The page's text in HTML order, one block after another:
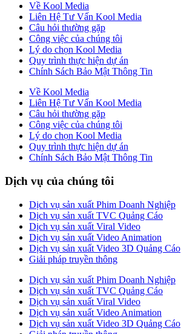
Về Kool Media
Liên Hệ Tư Vấn Kool Media
Câu hỏi thường gặp
Công việc của chúng tôi
Lý do chọn Kool Media
Quy trình thực hiện dự án
Chính Sách Bảo Mật Thông Tin
Về Kool Media
Liên Hệ Tư Vấn Kool Media
Câu hỏi thường gặp
Công việc của chúng tôi
Lý do chọn Kool Media
Quy trình thực hiện dự án
Chính Sách Bảo Mật Thông Tin
Dịch vụ của chúng tôi
Dịch vụ sản xuất Phim Doanh Nghiệp
Dịch vụ sản xuất TVC Quảng Cáo
Dịch vụ sản xuất Viral Video
Dịch vụ sản xuất Video Animation
Dịch vụ sản xuất Video 3D Quảng Cáo
Giải pháp truyền thông
Dịch vụ sản xuất Phim Doanh Nghiệp
Dịch vụ sản xuất TVC Quảng Cáo
Dịch vụ sản xuất Viral Video
Dịch vụ sản xuất Video Animation
Dịch vụ sản xuất Video 3D Quảng Cáo